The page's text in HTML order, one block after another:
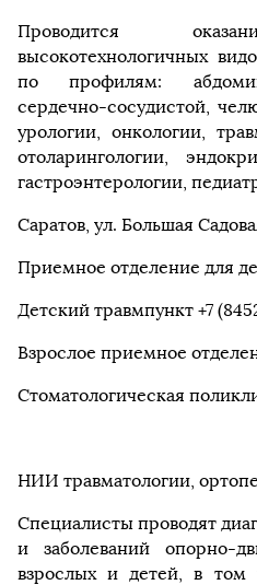
Проводится
высокотехнологичных
по профилям:
сердечно-сосудистой,
урологии, онкологии,
отоларингологии,
гастроэнтерологии,
Саратов, ул. Большая
Приемное отделение для
Детский травмпункт +7
Взрослое приемное
Стоматологическая
НИИ травматологии,
Специалисты проводят
и заболеваний опорно-
взрослых и детей, в том